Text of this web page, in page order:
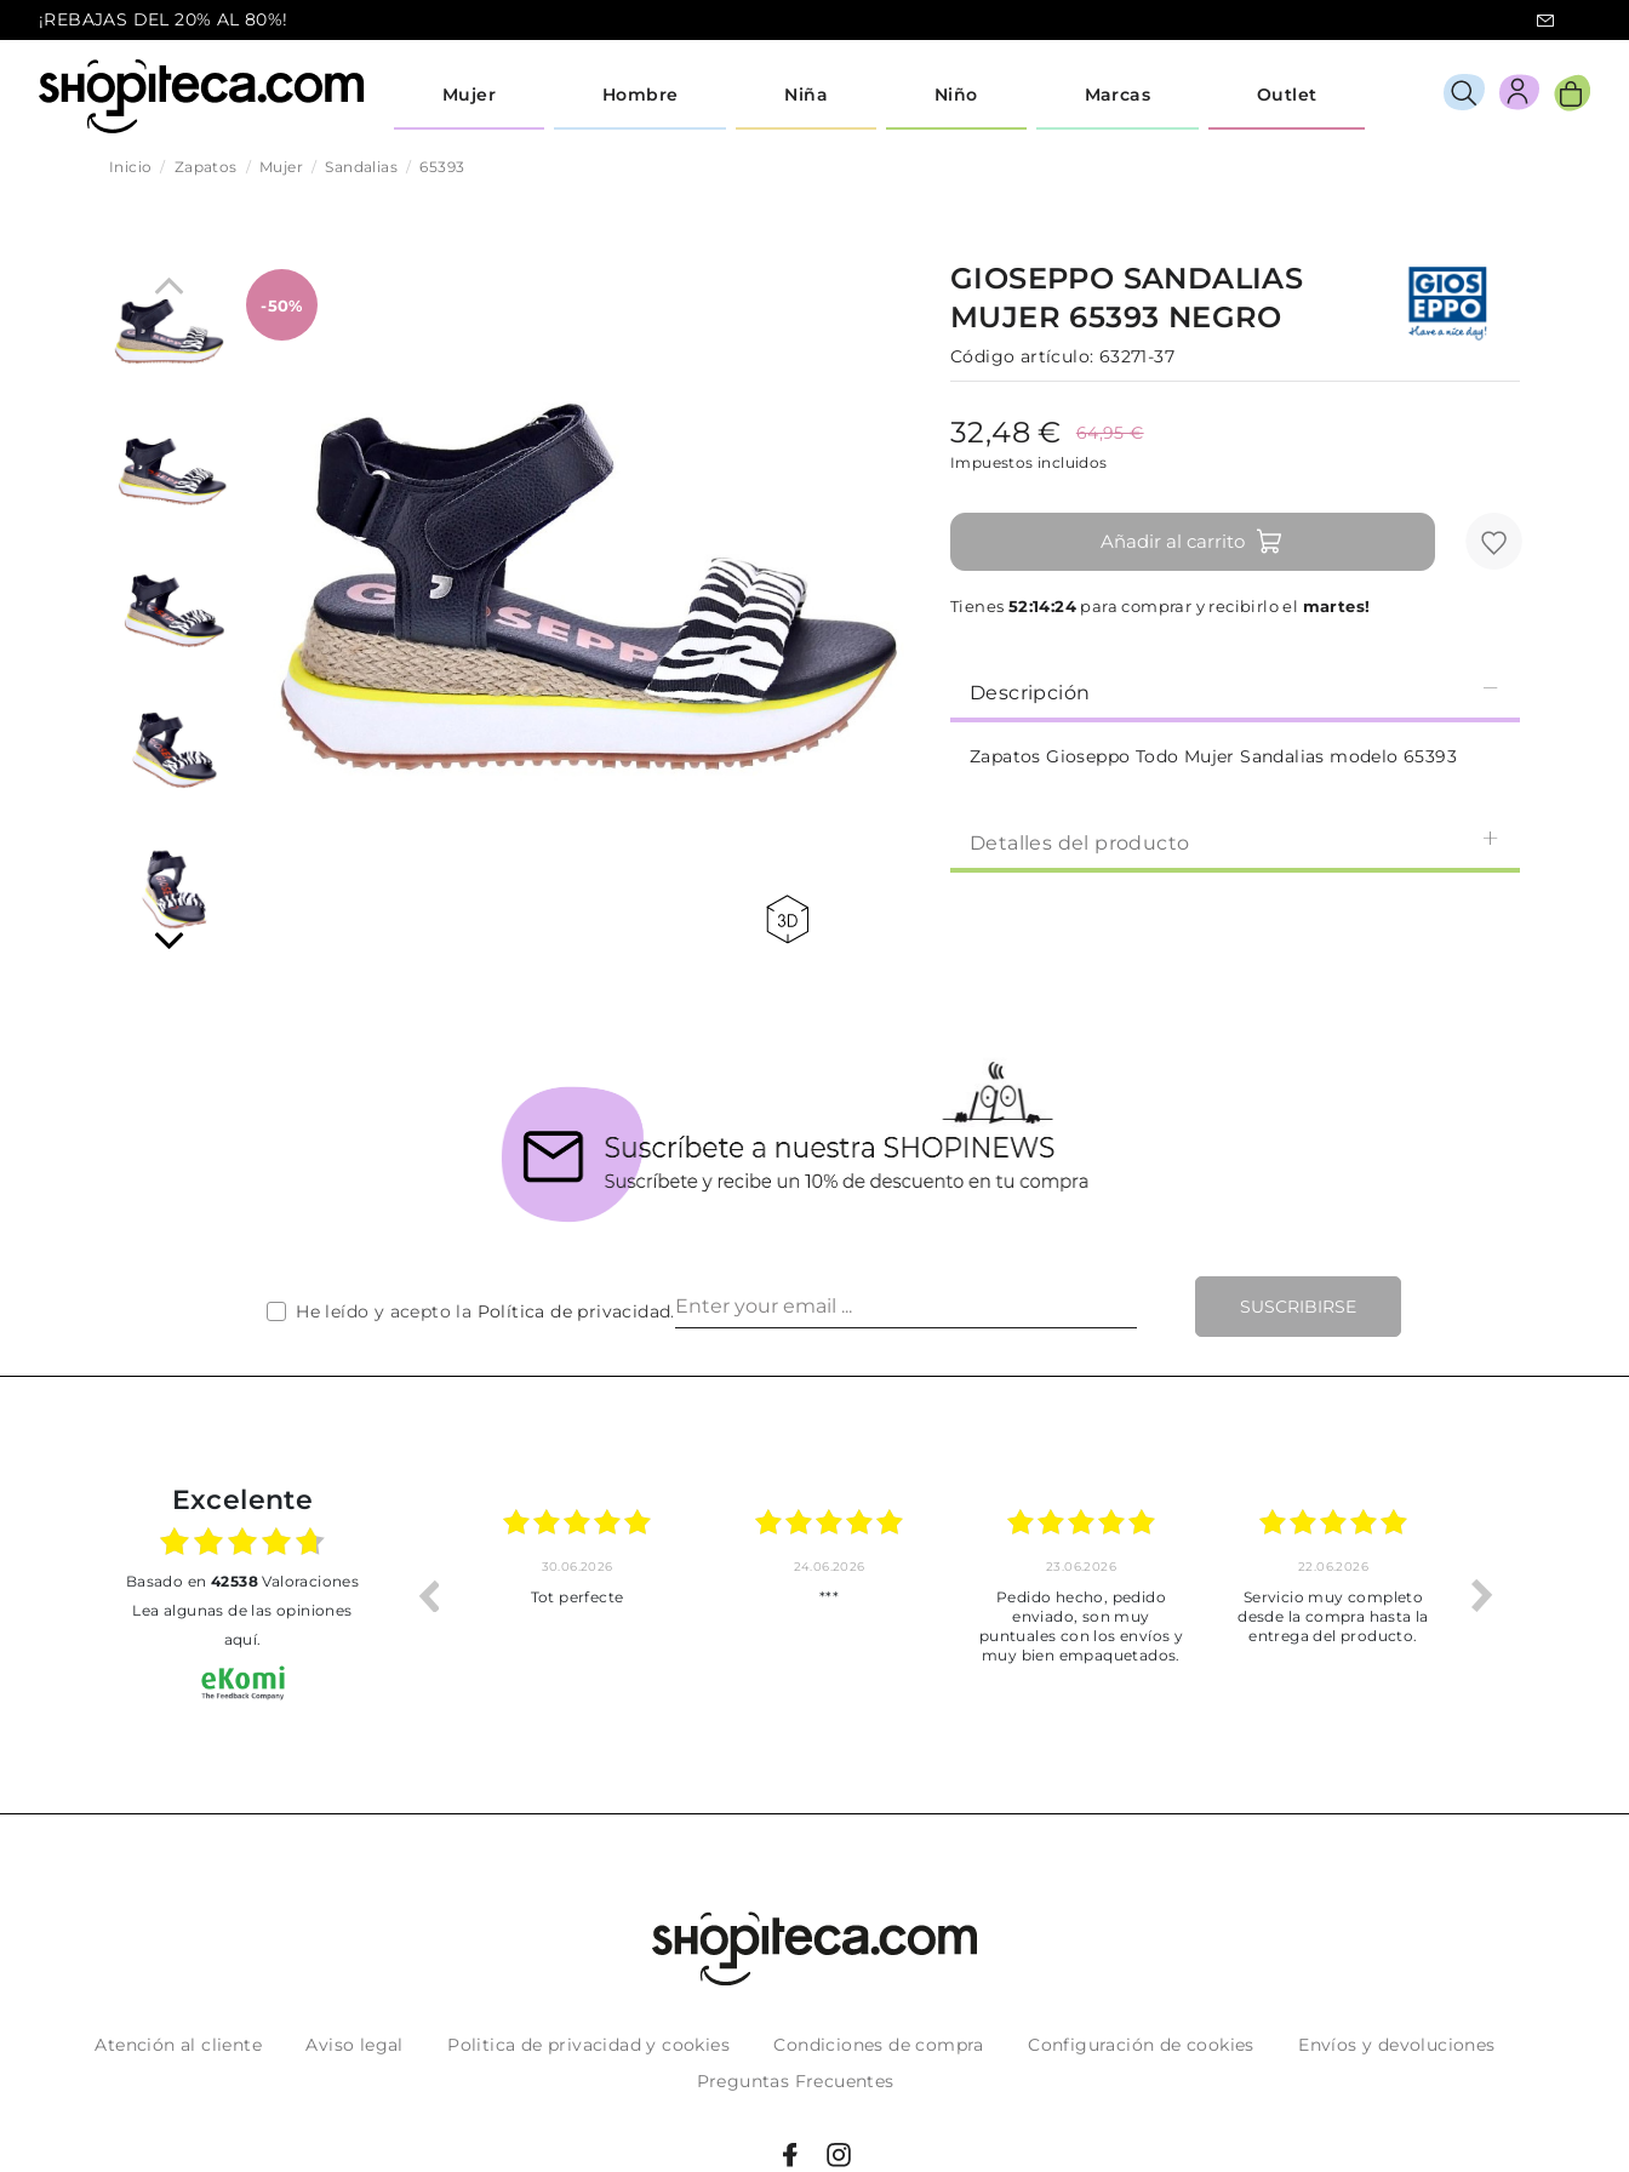
¡REBAJAS DEL 20% AL 80%!
Mujer Hombre Niña Niño Marcas Outlet
Inicio Zapatos Mujer Sandalias 65393
-50%
GIOSEPPO SANDALIAS
MUJER 65393 NEGRO
Código artículo: 63271-37
32,48 € 64,95 €
Impuestos incluidos
Añadir al carrito
Tienes 52:14:24 para comprar y recibirlo el martes!
Descripción
Zapatos Gioseppo Todo Mujer Sandalias modelo 65393
Detalles del producto
SUSCRIBIRSE
He leído y acepto la Política de privacidad.
Excelente
basado en 42538Valoraciones
Lea algunas de las opiniones
aquí.
30.06.2026
Tot perfecte
24.06.2026
***
23.06.2026
Pedido hecho, pedido
enviado, son muy
puntuales con los envíos y
muy bien empaquetados.
22.06.2026
Servicio muy completo
desde la compra hasta la
entrega del producto.
Atención al cliente Aviso legal Politica de privacidad y cookies Condiciones de compra Configuración de cookies
Envíos y devoluciones
Preguntas Frecuentes